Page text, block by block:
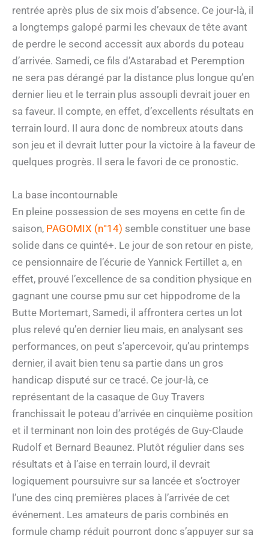
rentrée après plus de six mois d’absence. Ce jour-là, il
a longtemps galopé parmi les chevaux de tête avant
de perdre le second accessit aux abords du poteau
d’arrivée. Samedi, ce fils d’Astarabad et Peremption
ne sera pas dérangé par la distance plus longue qu’en
dernier lieu et le terrain plus assoupli devrait jouer en
sa faveur. Il compte, en effet, d’excellents résultats en
terrain lourd. Il aura donc de nombreux atouts dans
son jeu et il devrait lutter pour la victoire à la faveur de
quelques progrès. Il sera le favori de ce pronostic.
La base incontournable
En pleine possession de ses moyens en cette fin de
saison, PAGOMIX (n°14) semble constituer une base
solide dans ce quinté+. Le jour de son retour en piste,
ce pensionnaire de l’écurie de Yannick Fertillet a, en
effet, prouvé l’excellence de sa condition physique en
gagnant une course pmu sur cet hippodrome de la
Butte Mortemart, Samedi, il affrontera certes un lot
plus relevé qu’en dernier lieu mais, en analysant ses
performances, on peut s’apercevoir, qu’au printemps
dernier, il avait bien tenu sa partie dans un gros
handicap disputé sur ce tracé. Ce jour-là, ce
représentant de la casaque de Guy Travers
franchissait le poteau d’arrivée en cinquième position
et il terminant non loin des protégés de Guy-Claude
Rudolf et Bernard Beaunez. Plutôt régulier dans ses
résultats et à l’aise en terrain lourd, il devrait
logiquement poursuivre sur sa lancée et s’octroyer
l’une des cinq premières places à l’arrivée de cet
événement. Les amateurs de paris combinés en
formule champ réduit pourront donc s’appuyer sur sa